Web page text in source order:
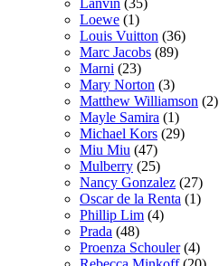
Lanvin (35)
Loewe (1)
Louis Vuitton (36)
Marc Jacobs (89)
Marni (23)
Mary Norton (3)
Matthew Williamson (2)
Mayle Samira (1)
Michael Kors (29)
Miu Miu (47)
Mulberry (25)
Nancy Gonzalez (27)
Oscar de la Renta (1)
Phillip Lim (4)
Prada (48)
Proenza Schouler(4)